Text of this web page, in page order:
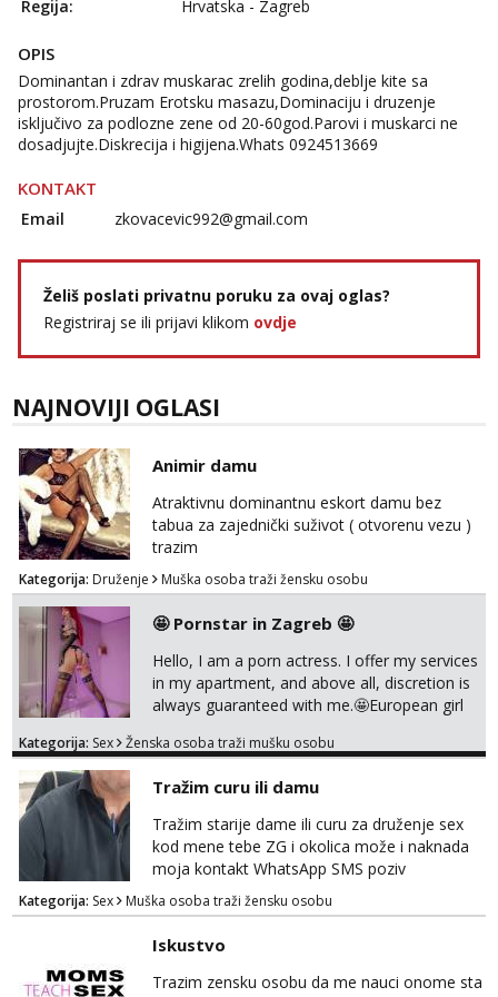
Regija:
Hrvatska - Zagreb
OPIS
Dominantan i zdrav muskarac zrelih godina,deblje kite sa
prostorom.Pruzam Erotsku masazu,Dominaciju i druzenje
isključivo za podlozne zene od 20-60god.Parovi i muskarci ne
dosadjujte.Diskrecija i higijena.Whats 0924513669
KONTAKT
Email zkovacevic992@gmail.com
Želiš poslati privatnu poruku za ovaj oglas?
Registriraj se ili prijavi klikom ovdje
NAJNOVIJI OGLASI
Animir damu
Atraktivnu dominantnu eskort damu bez
tabua za zajednički suživot ( otvorenu vezu )
trazim
Kategorija: Druženje Muška osoba traži žensku osobu
🤩 Pornstar in Zagreb 🤩
Hello, I am a porn actress. I offer my services
in my apartment, and above all, discretion is
always guaranteed with me.🤩European girl
sex,domination,and oral with condom cause
also my own health 😘 i dont do anal or
kissing
Kategorija: Sex Ženska osoba traži mušku osobu
Tražim curu ili damu
Tražim starije dame ili curu za druženje sex
kod mene tebe ZG i okolica može i naknada
moja kontakt WhatsApp SMS poziv
Kategorija: Sex Muška osoba traži žensku osobu
Iskustvo
Trazim zensku osobu da me nauci onome sta